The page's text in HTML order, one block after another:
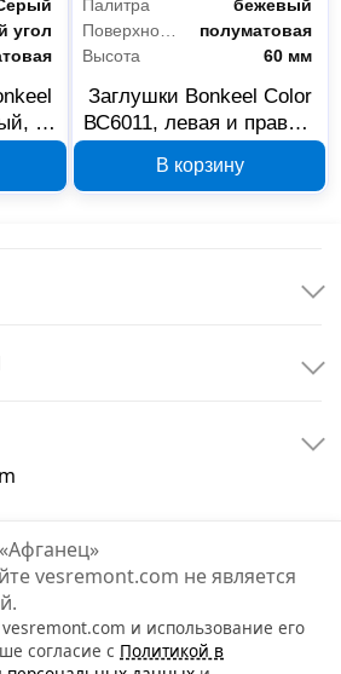
угол
2
Палитра
бежевый
Поверхность
полуматовая
Высота
60 мм
Заглушки Bonkeel Color
ВС6011, левая и правая,
В корзину
vesremont.com не является
и использование его
согласие с Политикой в